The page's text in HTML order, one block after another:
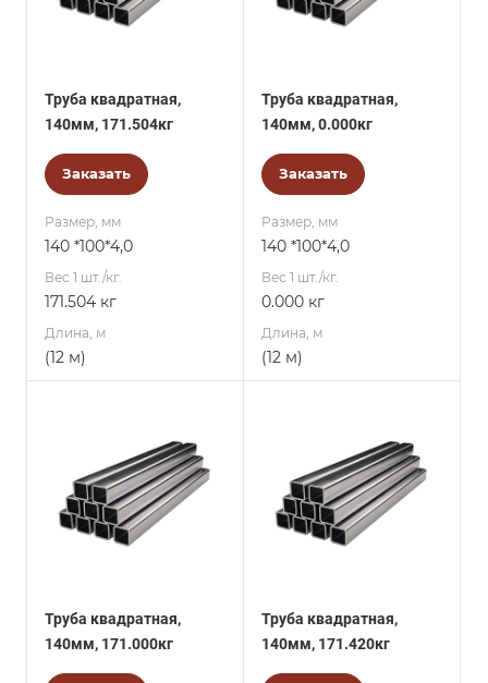
Труба квадратная,
140мм, 171.504кг
Заказать
Размер, мм
140 *100*4,0
Вес 1 шт./кг.
171.504 кг
Длина, м
(12 м)
Труба квадратная,
140мм, 0.000кг
Заказать
Размер, мм
140 *100*4,0
Вес 1 шт./кг.
0.000 кг
Длина, м
(12 м)
Труба квадратная,
140мм, 171.000кг
Труба квадратная,
140мм, 171.420кг